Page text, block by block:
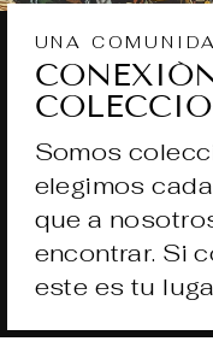
UNA
Somos
elegimos
que a
encontrar. Si
este es tu